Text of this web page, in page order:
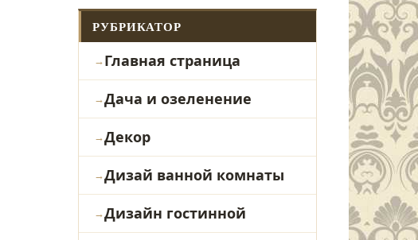
РУБРИКАТОР
Главная страница
Дача и озеленение
Декор
Дизай ванной комнаты
Дизайн гостинной